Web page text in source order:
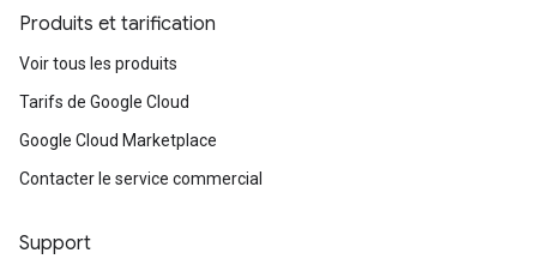
Produits et tarification
Voir tous les produits
Tarifs de Google Cloud
Google Cloud Marketplace
Contacter le service commercial
Support